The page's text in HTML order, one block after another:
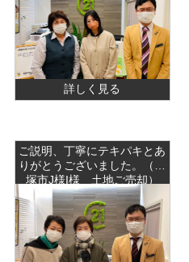
詳しく見る
ご説明、丁寧にテキパキとあ
りがとうございました。（平
塚市J様I様 土地ご売却）